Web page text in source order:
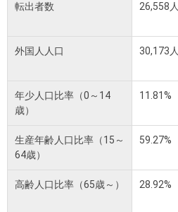
転出者数 26,558人
外国人人口 30,173人
年少人口比率（0～14
歳）
11.81%
生産年齢人口比率（15～
64歳）
59.27%
高齢人口比率（65歳～） 28.92%